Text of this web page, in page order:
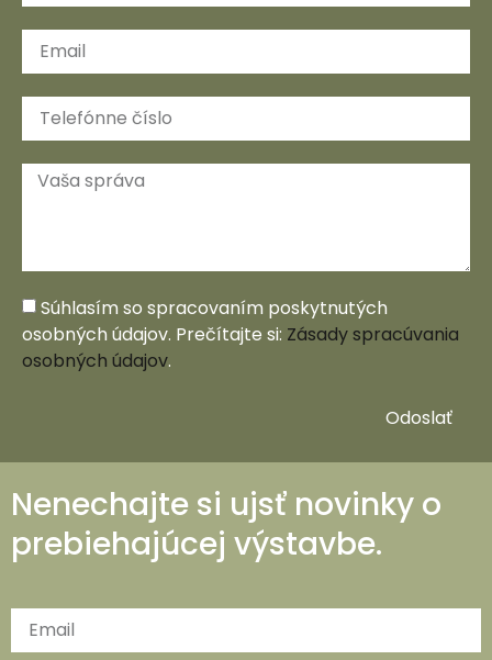
Súhlasím so spracovaním poskytnutých
osobných údajov. Prečítajte si: Zásady spracúvania
osobných údajov.
Odoslať
Nenechajte si ujsť novinky o
prebiehajúcej výstavbe.